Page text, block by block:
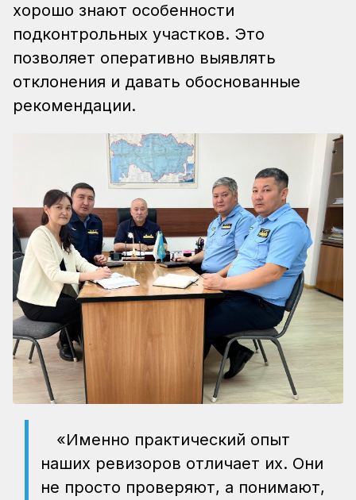
хорошо знают особенности
подконтрольных участков. Это
позволяет оперативно выявлять
отклонения и давать обоснованные
рекомендации.
«Именно практический опыт
наших ревизоров отличает их. Они
не просто проверяют, а понимают,